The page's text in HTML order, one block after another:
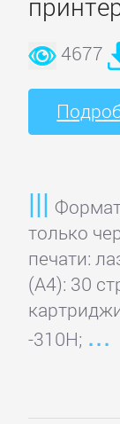
4677
только
печати:
(А4): 30
-310H;